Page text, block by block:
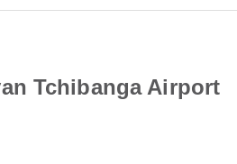
Tchibanga Airport